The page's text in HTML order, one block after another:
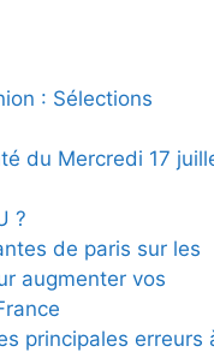
: Sélections
du Mercredi 17
?
de paris sur les
augmenter vos
principales erreurs